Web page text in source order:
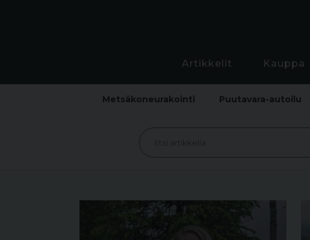
Artikkelit Kauppa
Metsäkoneurakointi Puutavara-autoilu